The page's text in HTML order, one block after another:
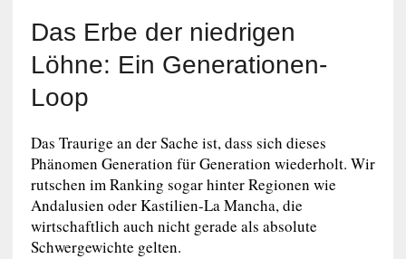
Das Erbe der niedrigen
Löhne: Ein Generationen-
Loop
Das Traurige an der Sache ist, dass sich dieses
Phänomen Generation für Generation wiederholt. Wir
rutschen im Ranking sogar hinter Regionen wie
Andalusien oder Kastilien-La Mancha, die
wirtschaftlich auch nicht gerade als absolute
Schwergewichte gelten.